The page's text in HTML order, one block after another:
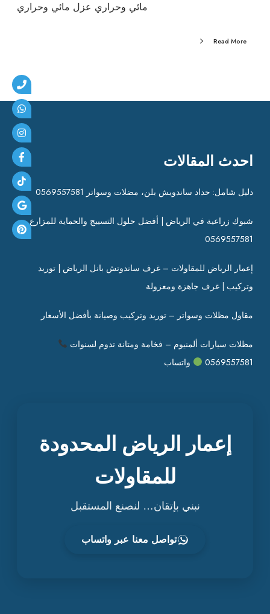
مائي وحراري عزل مائي وحراري
Read More
احدث المقالات
دليل شامل: حداد ساندويش بلن، مضلات وسواتر 0569557581
شبوك زراعية في الرياض | أفضل حلول التسييج والحماية للمزارع
0569557581
إعمار الرياض للمقاولات – غرف ساندوتش بانل الرياض | توريد
وتركيب | غرف جاهزة ومعزولة
مقاول مظلات وسواتر – توريد وتركيب وصيانة بأفضل الأسعار
مظلات سيارات ألمنيوم – فخامة ومتانة تدوم لسنوات
0569557581
واتساب
إعمار الرياض المحدودة
للمقاولات
نبني بإتقان… لنصنع المستقبل
تواصل معنا عبر واتساب